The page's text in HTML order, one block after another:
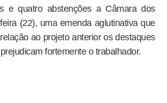
e quatro abstenções a Câmara dos
(22), uma emenda aglutinativa que
ao projeto anterior os destaques
fortemente o trabalhador.